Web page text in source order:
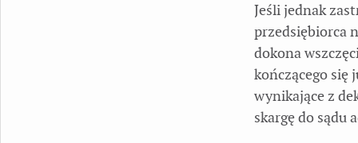
Jeśli jednak
przedsiębiorca
dokona
kończącego się
wynikające z
skargę do sądu